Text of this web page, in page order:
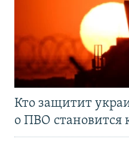
Кто защитит
о ПВО становится